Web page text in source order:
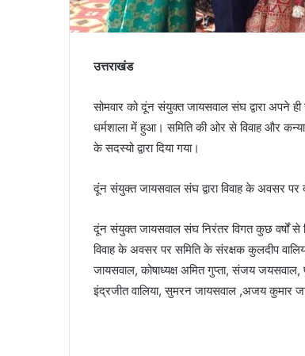
उत्तराखंड
सोमवार को दूंन संयुक्त जायसवाल संघ द्वारा अपने
धर्मशाला में हुआ। समिति की ओर से विवाह और
के सदस्यो द्वारा दिया गया।
दूंन संयुक्त जायसवाल संघ द्वारा विवाह के अवसर पर
दूंन संयुक्त जायसवाल संघ निरंतर विगत कुछ वर्षों
विवाह के अवसर पर समिति के संरक्षक कुलदीप
जायसवाल, कोषाध्यक्ष अमित गुप्ता, संजय जयसवाल,
इंद्रजीत वालिया, सुमरन जायसवाल ,अजय कुमार